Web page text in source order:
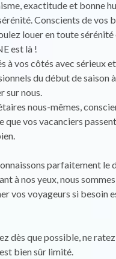
exactitude et bonne
Conscients de vos
louer en toute
est là !
à vos côtés avec sérieux
du début de saison
sur nous.
nous-mêmes,
que vos vacanciers
parfaitement le
à nos yeux, nous
vos voyageurs si besoin
dès que possible, ne
bien sûr limité.